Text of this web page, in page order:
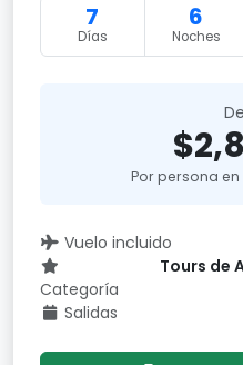
7
Días
6
Noches
Por persona
Vuelo incluido
Categoría
Tours de
Salidas